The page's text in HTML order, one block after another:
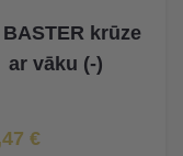
BASTER krūze
ar vāku (-)
Cena
€